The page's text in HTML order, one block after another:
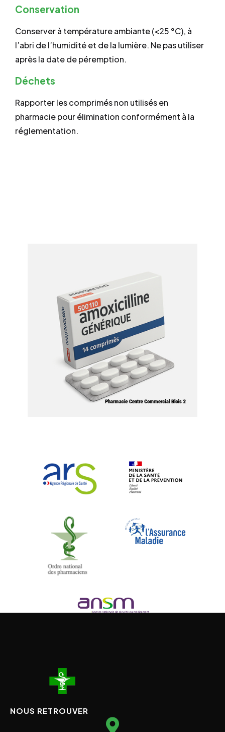
Conservation
Conserver à température ambiante (<25 °C), à
l’abri de l’humidité et de la lumière. Ne pas utiliser
après la date de péremption.
Déchets
Rapporter les comprimés non utilisés en
pharmacie pour élimination conformément à la
réglementation.
NOUS RETROUVER